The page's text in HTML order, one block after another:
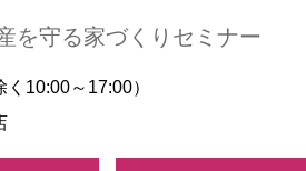
を守る家づくりセミナー
10:00～17:00）